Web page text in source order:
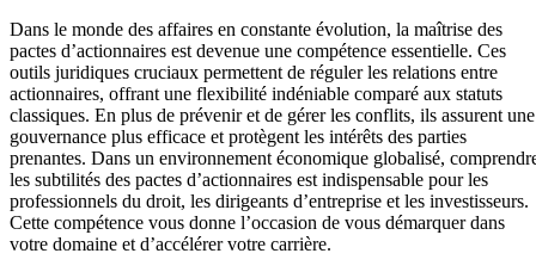
Dans le monde des affaires en constante évolution, la maîtrise des
pactes d’actionnaires est devenue une compétence essentielle. Ces
outils juridiques cruciaux permettent de réguler les relations entre
actionnaires, offrant une flexibilité indéniable comparé aux statuts
classiques. En plus de prévenir et de gérer les conflits, ils assurent une
gouvernance plus efficace et protègent les intérêts des parties
prenantes. Dans un environnement économique globalisé,
les subtilités des pactes d’actionnaires est indispensable pour les
professionnels du droit, les dirigeants d’entreprise et les investisseurs.
Cette compétence vous donne l’occasion de vous démarquer dans
votre domaine et d’accélérer votre carrière.